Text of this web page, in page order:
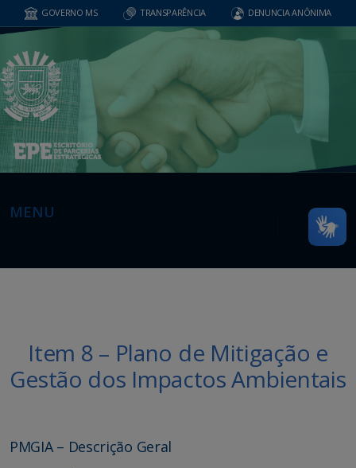
GOVERNO MS TRANSPARÊNCIA DENUNCIA ANÔNIMA
MENU
Item 8 – Plano de Mitigação e
Gestão dos Impactos Ambientais
PMGIA – Descrição Geral